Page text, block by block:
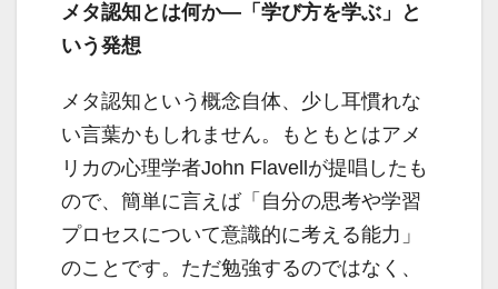
メタ認知とは何か―「学び方を学ぶ」と
いう発想
メタ認知という概念自体、少し耳慣れな
い言葉かもしれません。もともとはアメ
リカの心理学者John Flavellが提唱したも
ので、簡単に言えば「自分の思考や学習
プロセスについて意識的に考える能力」
のことです。ただ勉強するのではなく、